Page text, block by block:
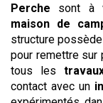
Perche sont à
maison de
structure
pour remettre sur
tous les
contact avec un